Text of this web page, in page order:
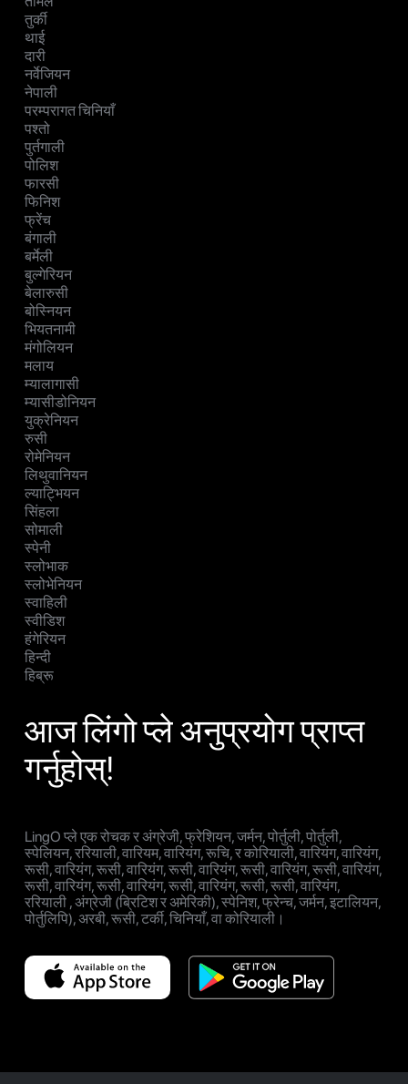
तुर्की
थाई
दारी
नर्वेजियन
नेपाली
परम्परागत चिनियाँ
पश्तो
पुर्तगाली
पोलिश
फारसी
फिनिश
फ्रेंच
बंगाली
बर्मेली
बुल्गेरियन
बेलारुसी
बोस्नियन
भियतनामी
मंगोलियन
मलाय
म्यालागासी
म्यासीडोनियन
युक्रेनियन
रुसी
रोमेनियन
लिथुवानियन
ल्याट्भियन
सिंहला
सोमाली
स्पेनी
स्लोभाक
स्लोभेनियन
स्वाहिली
स्वीडिश
हंगेरियन
हिन्दी
हिब्रू
आज लिंगो प्ले अनुप्रयोग प्राप्त
गर्नुहोस्!
LingO प्ले एक रोचक र अंग्रेजी, फ्रेशियन, जर्मन, पोर्तुली, पोर्तुली,
स्पेलियन, ररियाली, वारियम, वारियंग, रूचि, र कोरियाली, वारियंग, वारियंग,
रूसी, वारियंग, रूसी, वारियंग, रूसी, वारियंग, रूसी, वारियंग, रूसी, वारियंग,
रूसी, वारियंग, रूसी, वारियंग, रूसी, वारियंग, रूसी, रूसी, वारियंग,
ररियाली , अंग्रेजी (ब्रिटिश र अमेरिकी), स्पेनिश, फ्रेन्च, जर्मन, इटालियन,
पोर्तुलिपि), अरबी, रूसी, टर्की, चिनियाँ, वा कोरियाली।